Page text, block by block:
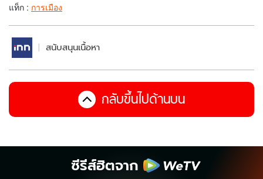
แท็ก : การเมือง
สนับสนุนเนื้อหา
กลับขึ้นไปด้านบน
ซีรีส์ฮิตจาก